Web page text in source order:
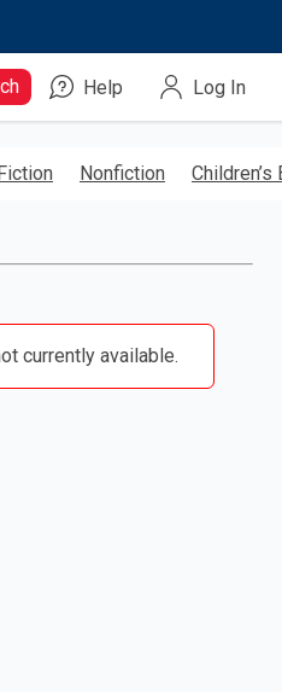
Help Log In
Nonfiction Children’s
currently available.